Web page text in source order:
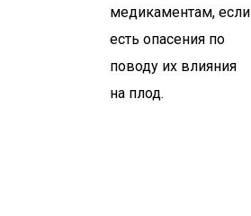
медикаментам, если
есть опасения по
поводу их влияния
на плод.